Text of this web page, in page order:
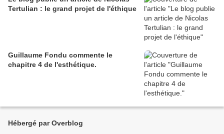
Tertulian : le grand projet de l'éthique
Guillaume Fondu commente le
chapitre 4 de l'esthétique.
Hébergé par Overblog